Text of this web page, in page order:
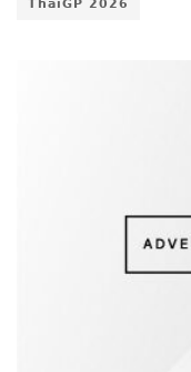
𝗧𝗵𝗮𝗶𝗚𝗣 𝟮𝟬𝟮𝟲